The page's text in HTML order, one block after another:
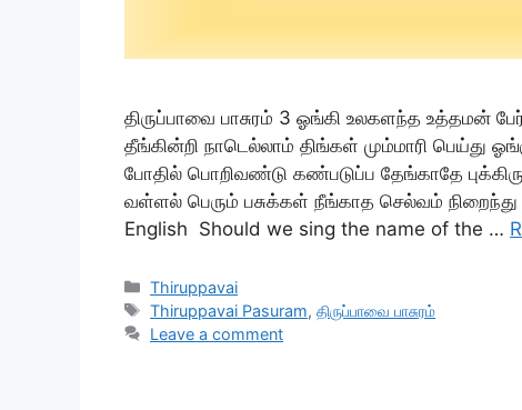
திருப்பாவை பாசுரம் 3 ஓங்கி உலகளந்த உத்தமன்
தீங்கின்றி நாடெல்லாம் திங்கள் மும்மாரி பெய்து
போதில் பொறிவண்டு கண்படுப்ப தேங்காதே
வள்ளல் பெரும் பசுக்கள் நீங்காத செல்வம்
English Should we sing the name of the …
Categories
Thiruppavai
Tags
Thiruppavai Pasuram,திருப்பாவை பாசுரம்
Leave a comment